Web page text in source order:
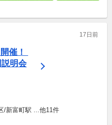
17日前
催！
明会
/新富町駅 ...他11件